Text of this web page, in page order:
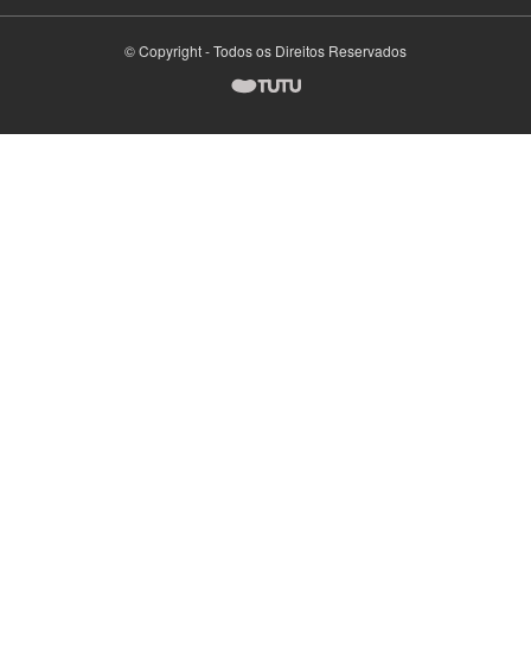
© Copyright - Todos os Direitos Reservados